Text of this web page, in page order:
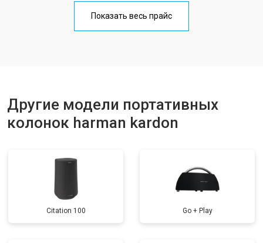
Показать весь прайс
Другие модели портативных
колонок harman kardon
Citation 100 Go + Play